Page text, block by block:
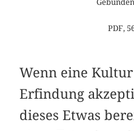
PDF,
Wenn eine
Erfindung
dieses Etwas